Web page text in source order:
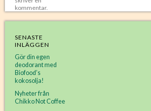
kommentar.
SENASTE
INLÄGGEN
Gör din egen
deodorant med
Biofood’s
kokosolja!
Nyheter från
Chikko Not Coffee